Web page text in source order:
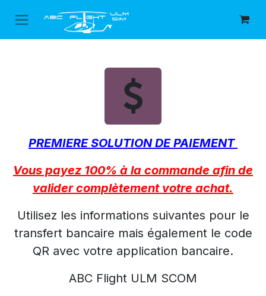
Se rendre au contenu
PREMIERE SOLUTION DE PAIEMENT
Vous payez 100% à la commande afin de
valider complètement votre achat.
Utilisez les informations suivantes pour le
transfert bancaire mais également le code
QR avec votre application bancaire.
ABC Flight ULM SCOM